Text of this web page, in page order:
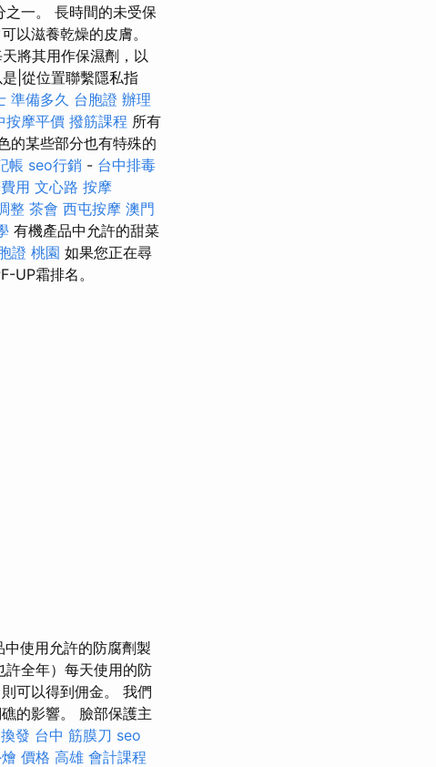
一。 長時間的未受保
以滋養乾燥的皮膚。
將其用作保濕劑，以
|從位置聯繫隱私指
準備多久 台胞證 辦理
按摩平價 撥筋課程 所有
的某些部分也有特殊的
帳 seo行銷 - 台中排毒
用 文心路 按摩
整 茶會 西屯按摩 澳門
有機產品中允許的甜菜
證 桃園 如果您正在尋
UP霜排名。
使用允許的防腐劑製
許全年）每天使用的防
可以得到佣金。 我們
的影響。 臉部保護主
發 台中 筋膜刀 seo
價格 高雄 會計課程